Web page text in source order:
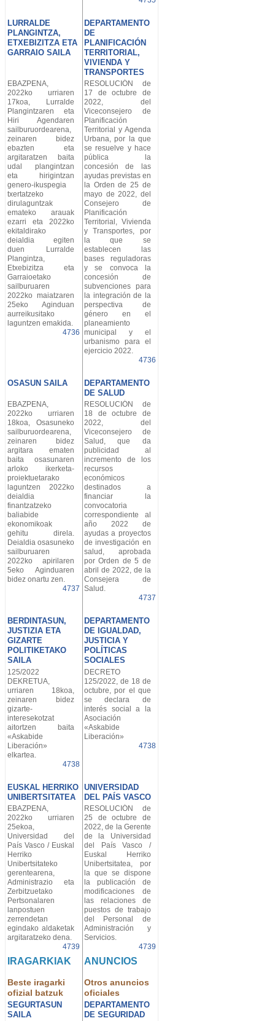
LURRALDE
PLANGINTZA,
ETXEBIZITZA ETA
GARRAIO SAILA
DEPARTAMENTO
DE
PLANIFICACIÓN
TERRITORIAL,
VIVIENDA Y
TRANSPORTES
EBAZPENA,
2022ko urriaren
17koa, Lurralde
Plangintzaren eta
Hiri Agendaren
sailburuordearena,
zeinaren bidez
ebazten eta
argitaratzen baita
udal plangintzan
eta hirigintzan
genero-ikuspegia
txertatzeko
dirulaguntzak
emateko arauak
ezarri eta 2022ko
ekitaldirako
deialdia egiten
duen Lurralde
Plangintza,
Etxebizitza eta
Garraioetako
sailburuaren
2022ko maiatzaren
25eko Aginduan
aurreikusitako
laguntzen emakida.
4736
RESOLUCIÓN de
17 de octubre de
2022, del
Viceconsejero de
Planificación
Territorial y Agenda
Urbana, por la que
se resuelve y hace
pública la
concesión de las
ayudas previstas en
la Orden de 25 de
mayo de 2022, del
Consejero de
Planificación
Territorial, Vivienda
y Transportes, por
la que se
establecen las
bases reguladoras
y se convoca la
concesión de
subvenciones para
la integración de la
perspectiva de
género en el
planeamiento
municipal y el
urbanismo para el
ejercicio 2022.
4736
OSASUN SAILA
DEPARTAMENTO
DE SALUD
EBAZPENA,
2022ko urriaren
18koa, Osasuneko
sailburuordearena,
zeinaren bidez
argitara ematen
baita osasunaren
arloko ikerketa-
proiektuetarako
laguntzen 2022ko
deialdia
finantzatzeko
baliabide
ekonomikoak
gehitu direla.
Deialdia osasuneko
sailburuaren
2022ko apirilaren
5eko Aginduaren
bidez onartu zen.
4737
RESOLUCIÓN de
18 de octubre de
2022, del
Viceconsejero de
Salud, que da
publicidad al
incremento de los
recursos
económicos
destinados a
financiar la
convocatoria
correspondiente al
año 2022 de
ayudas a proyectos
de investigación en
salud, aprobada
por Orden de 5 de
abril de 2022, de la
Consejera de
Salud.
4737
BERDINTASUN,
JUSTIZIA ETA
GIZARTE
POLITIKETAKO
SAILA
DEPARTAMENTO
DE IGUALDAD,
JUSTICIA Y
POLÍTICAS
SOCIALES
125/2022
DEKRETUA,
urriaren 18koa,
zeinaren bidez
gizarte-
interesekotzat
aitortzen baita
«Askabide
Liberación»
elkartea.
4738
DECRETO
125/2022, de 18 de
octubre, por el que
se declara de
interés social a la
Asociación
«Askabide
Liberación»
4738
EUSKAL HERRIKO
UNIBERTSITATEA
UNIVERSIDAD
DEL PAÍS VASCO
EBAZPENA,
2022ko urriaren
25ekoa,
Universidad del
País Vasco / Euskal
Herriko
Unibertsitateko
gerentearena,
Administrazio eta
Zerbitzuetako
Pertsonalaren
lanpostuen
zerrendetan
egindako aldaketak
argitaratzeko dena.
4739
RESOLUCIÓN de
25 de octubre de
2022, de la Gerente
de la Universidad
del País Vasco /
Euskal Herriko
Unibertsitatea, por
la que se dispone
la publicación de
modificaciones de
las relaciones de
puestos de trabajo
del Personal de
Administración y
Servicios.
4739
IRAGARKIAK
Beste iragarki
ofizial batzuk
SEGURTASUN
SAILA
ANUNCIOS
Otros anuncios
oficiales
DEPARTAMENTO
DE SEGURIDAD